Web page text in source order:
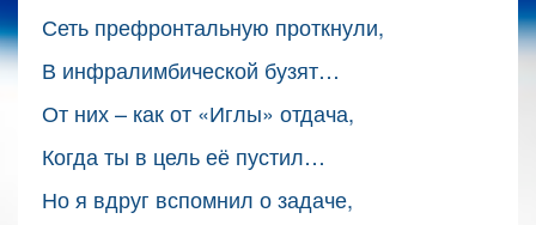
Сеть префронтальную проткнули,
В инфралимбической бузят…
От них – как от «Иглы» отдача,
Когда ты в цель её пустил…
Но я вдруг вспомнил о задаче,